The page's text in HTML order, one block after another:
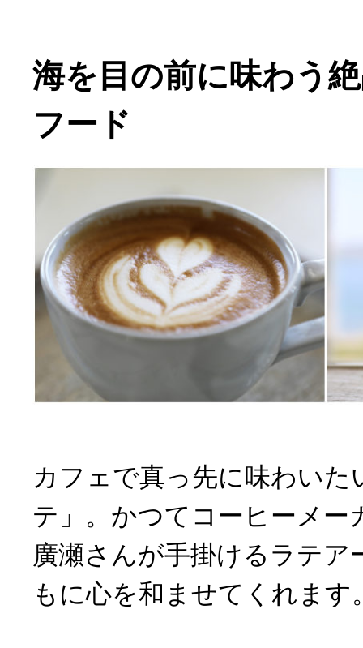
海を目の前に味わう
フード
カフェで真っ先に味わい
テ」。かつてコーヒーメー
廣瀬さんが手掛けるラテア
もに心を和ませてくれます